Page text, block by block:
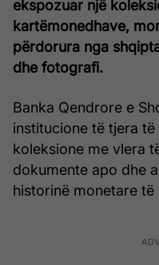
ekspozuar një
kartëmonedhave,
përdorura nga
dhe fotografi.
Banka Qendrore e
institucione të tjera
koleksione me vlera
dokumente apo dhe
historinë monetare